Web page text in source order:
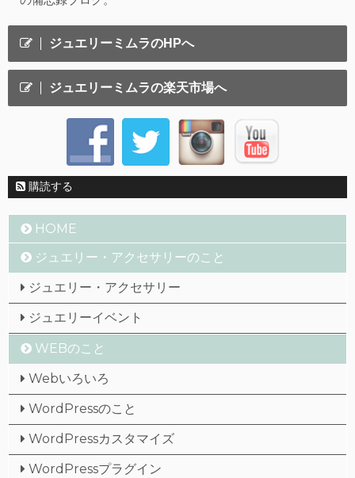
ジュエリーミムラのHPへ
ジュエリーミムラの楽天市場へ
購読する
HOME
ジュエリー・アクセサリーのこと
ジュエリー・アクセサリー
ジュエリーイベント
WEBのこと
Webいろいろ
WordPressのこと
WordPressカスタマイズ
WordPressプラグイン